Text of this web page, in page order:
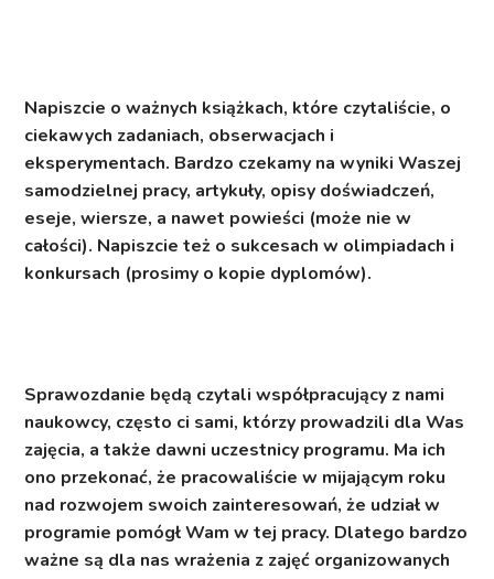
Napiszcie o ważnych książkach, które czytaliście, o
ciekawych zadaniach, obserwacjach i
eksperymentach. Bardzo czekamy na wyniki Waszej
samodzielnej pracy, artykuły, opisy doświadczeń,
eseje, wiersze, a nawet powieści (może nie w
całości). Napiszcie też o sukcesach w olimpiadach i
konkursach (prosimy o kopie dyplomów).
Sprawozdanie będą czytali współpracujący z nami
naukowcy, często ci sami, którzy prowadzili dla Was
zajęcia, a także dawni uczestnicy programu. Ma ich
ono przekonać, że pracowaliście w mijającym roku
nad rozwojem swoich zainteresowań, że udział w
programie pomógł Wam w tej pracy. Dlatego bardzo
ważne są dla nas wrażenia z zajęć organizowanych